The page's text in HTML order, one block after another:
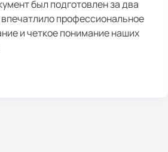
был подготовлен за два
профессиональное
и четкое понимание наших